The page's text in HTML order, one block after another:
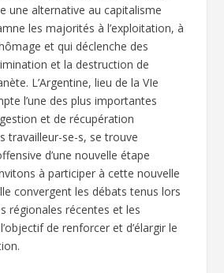
une alternative au capitalisme
les majorités à l’exploitation, à
et qui déclenche des
et la destruction de
L’Argentine, lieu de la VIe
l’une des plus importantes
et de récupération
travailleur-se-s, se trouve
d’une nouvelle étape
à participer à cette nouvelle
convergent les débats tenus lors
régionales récentes et les
de renforcer et d’élargir le